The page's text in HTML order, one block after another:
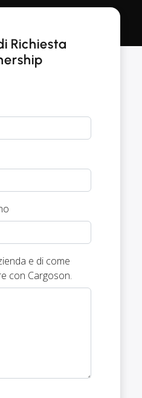
Richiesta
e di come
con Cargoson.